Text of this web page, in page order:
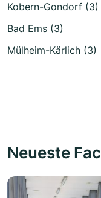
Kobern-Gondorf (3)
Bad Ems (3)
Mülheim-Kärlich (3)
Neueste